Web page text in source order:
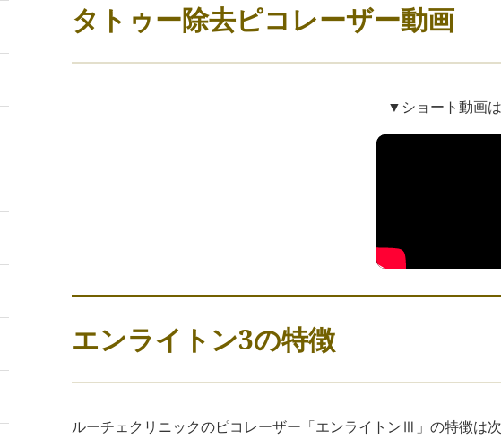
タトゥー除去ピコレーザー動画
▼ショート動画
エンライトン3の特徴
ルーチェクリニックのピコレーザー「エンライトンⅢ」の特徴は次